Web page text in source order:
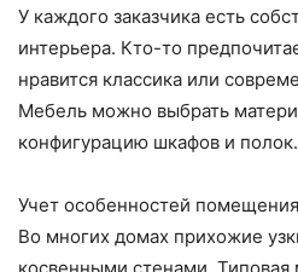
У каждого заказчика есть
интерьера. Кто-то
нравится классика или
Мебель можно выбрать
конфигурацию шкафов и полок.
Учет особенностей
Во многих домах прихожие